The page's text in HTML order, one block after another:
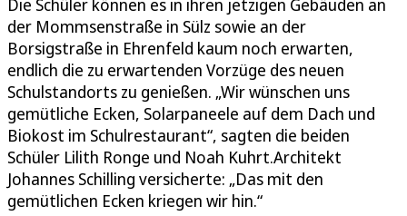
der Mommsenstraße in Sülz sowie an der
Borsigstraße in Ehrenfeld kaum noch erwarten,
endlich die zu erwartenden Vorzüge des neuen
Schulstandorts zu genießen. „Wir wünschen uns
gemütliche Ecken, Solarpaneele auf dem Dach und
Biokost im Schulrestaurant“, sagten die beiden
Schüler Lilith Ronge und Noah Kuhrt.Architekt
Johannes Schilling versicherte: „Das mit den
gemütlichen Ecken kriegen wir hin.“